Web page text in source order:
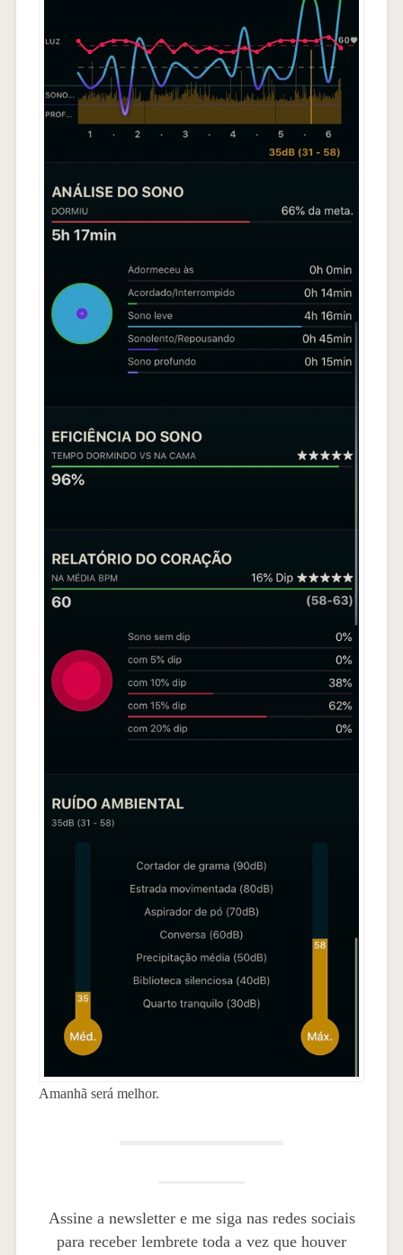
Amanhã será melhor.
Assine a newsletter e me siga nas redes sociais
para receber lembrete toda a vez que houver